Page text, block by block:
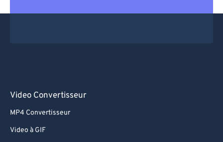
Video Convertisseur
MP4 Convertisseur
Video à GIF